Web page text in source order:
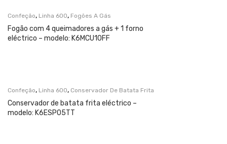
Confeção, Linha 600, Fogões A Gás
Fogão com 4 queimadores a gás + 1 forno
eléctrico – modelo: K6MCU10FF
Confeção, Linha 600, Conservador De Batata Frita
Conservador de batata frita eléctrico –
modelo: K6ESP05TT